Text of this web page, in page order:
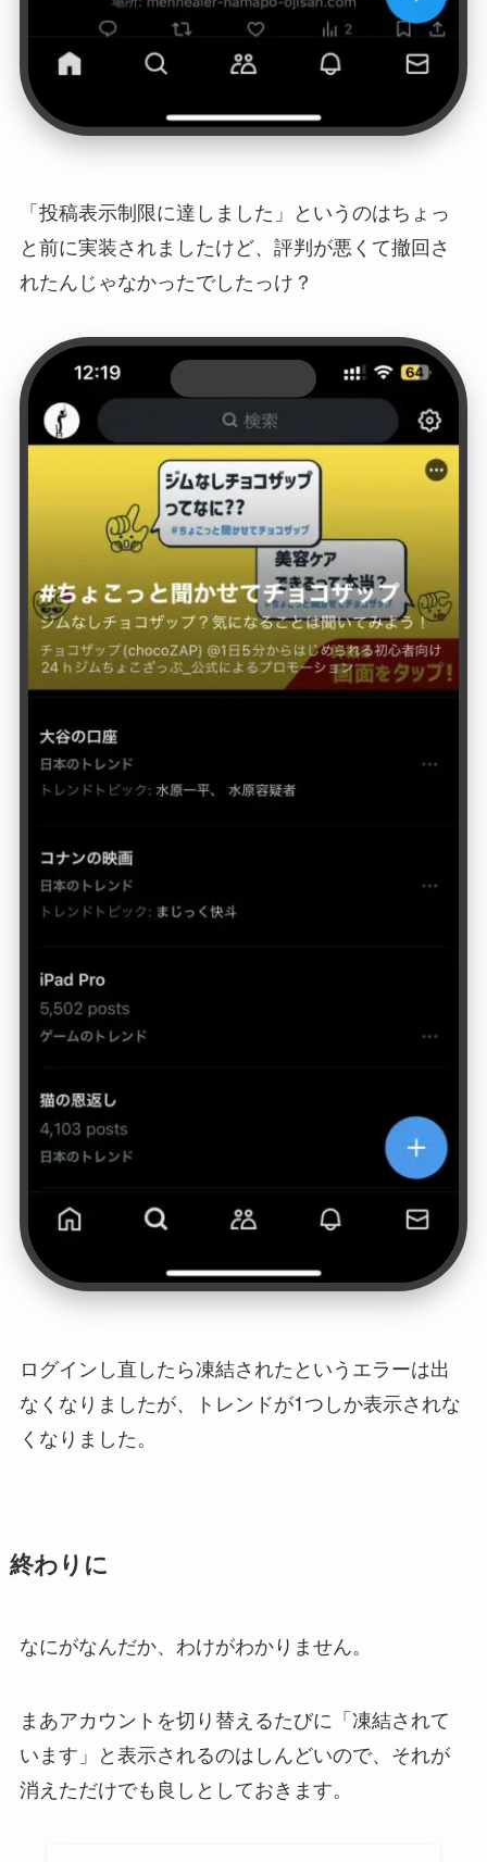
「投稿表示制限に達しました」というのはちょっ
と前に実装されましたけど、評判が悪くて撤回さ
れたんじゃなかったでしたっけ？
ログインし直したら凍結されたというエラーは出
なくなりましたが、トレンドが1つしか表示されな
くなりました。
終わりに
なにがなんだか、わけがわかりません。
まあアカウントを切り替えるたびに「凍結されて
います」と表示されるのはしんどいので、それが
消えただけでも良しとしておきます。